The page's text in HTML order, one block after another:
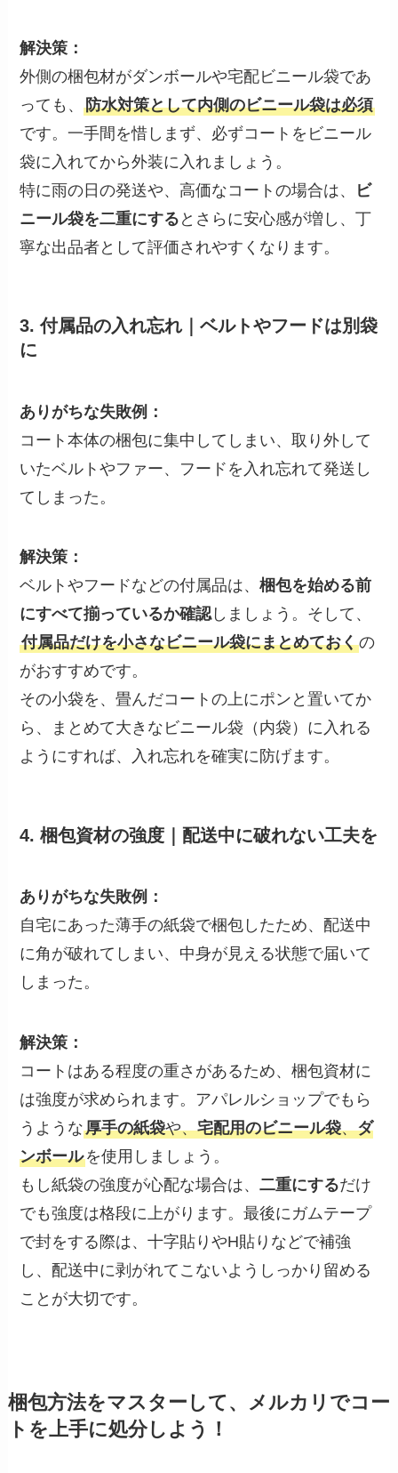
解決策：
外側の梱包材がダンボールや宅配ビニール袋であ
っても、防水対策として内側のビニール袋は必須
です。一手間を惜しまず、必ずコートをビニール
袋に入れてから外装に入れましょう。
特に雨の日の発送や、高価なコートの場合は、
ビ
ニール袋を二重にする とさらに安心感が増し、丁
寧な出品者として評価されやすくなります。
3. 付属品の入れ忘れ｜ベルトやフードは別袋
に
ありがちな失敗例：
コート本体の梱包に集中してしまい、取り外して
いたベルトやファー、フードを入れ忘れて発送し
てしまった。
解決策：
ベルトやフードなどの付属品は、梱包を始める前
にすべて揃っているか確認しましょう。そして、
付属品だけを小さなビニール袋にまとめておくの
がおすすめです。
その小袋を、畳んだコートの上にポンと置いてか
ら、まとめて大きなビニール袋（内袋）に入れる
ようにすれば、入れ忘れを確実に防げます。
4. 梱包資材の強度｜配送中に破れない工夫を
ありがちな失敗例：
自宅にあった薄手の紙袋で梱包したため、配送中
に角が破れてしまい、中身が見える状態で届いて
しまった。
解決策：
コートはある程度の重さがあるため、梱包資材に
は強度が求められます。アパレルショップでもら
うような厚手の紙袋や、宅配用のビニール袋、ダ
ンボールを使用しましょう。
もし紙袋の強度が心配な場合は、二重にするだけ
でも強度は格段に上がります。最後にガムテープ
で封をする際は、十字貼りやH貼りなどで補強
し、配送中に剥がれてこないようしっかり留める
ことが大切です。
梱包方法をマスターして、メルカリでコー
トを上手に処分しよう！